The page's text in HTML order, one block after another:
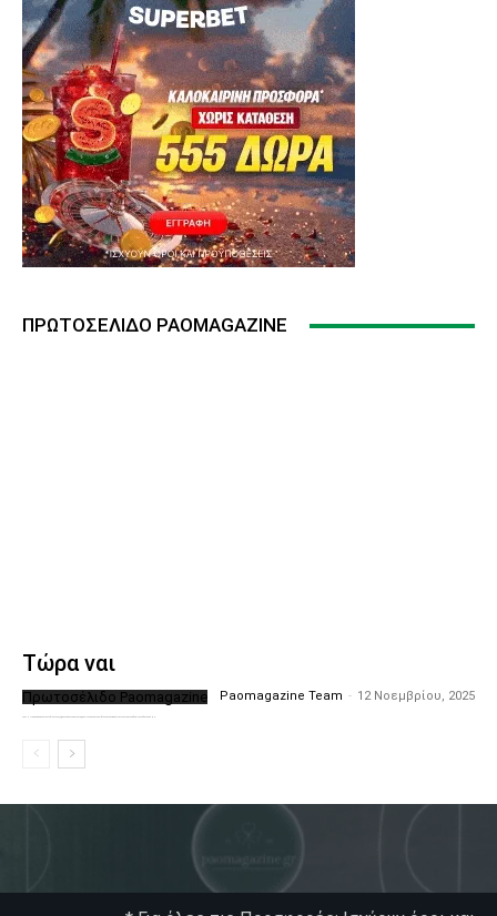
ΠΡΩΤΟΣΈΛΙΔΟ PAOMAGAZINE
Τώρα ναι
Πρωτοσέλιδο Paomagazine Paomagazine Team - 12 Νοεμβρίου, 2025